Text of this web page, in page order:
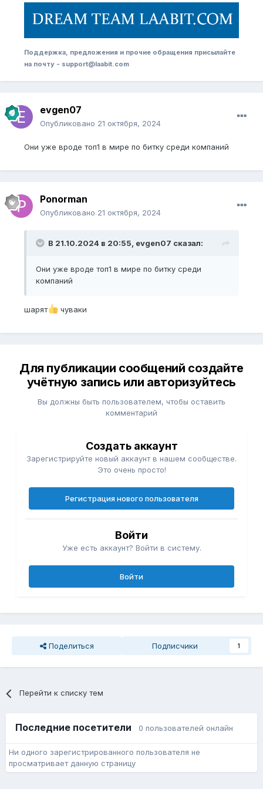
Поддержка, предложения и прочие обращения присылайте
на почту - support@laabit.com
evgen07
Опубликовано 21 октября, 2024
Они уже вроде топ1 в мире по битку среди компаний
Ponorman
Опубликовано 21 октября, 2024
В 21.10.2024 в 20:55, evgen07 сказал:
Они уже вроде топ1 в мире по битку среди
компаний
шарят чуваки
Для публикации сообщений создайте
учётную запись или авторизуйтесь
Вы должны быть пользователем, чтобы оставить
комментарий
Создать аккаунт
Зарегистрируйте новый аккаунт в нашем сообществе.
Это очень просто!
Регистрация нового пользователя
Войти
Уже есть аккаунт? Войти в систему.
Войти
Поделиться Подписчики 1
Перейти к списку тем
Последние посетители 0 пользователей онлайн
Ни одного зарегистрированного пользователя не
просматривает данную страницу